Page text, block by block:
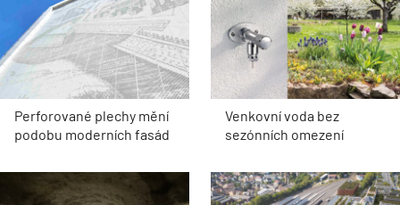
Perforované plechy mění
podobu moderních fasád
Venkovní voda bez
sezónních omezení